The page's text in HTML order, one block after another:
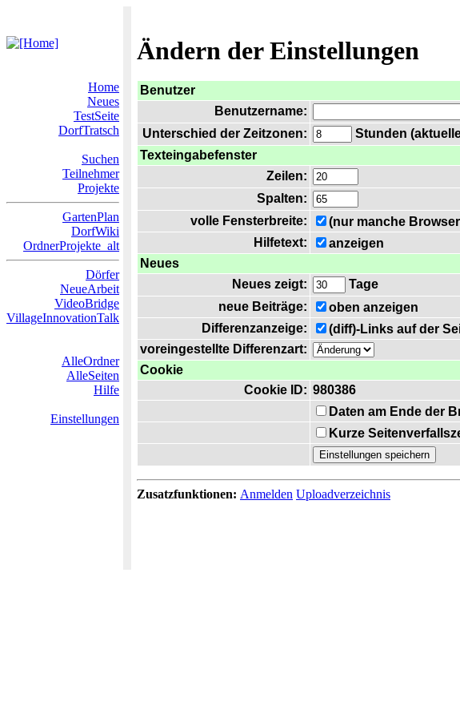
Ändern der Einstellungen
Home
Neues
TestSeite
DorfTratsch
Suchen
Teilnehmer
Projekte
GartenPlan
DorfWiki
OrdnerProjekte_alt
Dörfer
NeueArbeit
VideoBridge
VillageInnovationTalk
AlleOrdner
AlleSeiten
Hilfe
Einstellungen
Benutzer
Benutzername:
Unterschied der Zeitzonen:
Stunden
Texteingabefenster
Zeilen:
Spalten:
volle Fensterbreite:
(nur manche
Hilfetext:
anzeigen
Neues
Neues zeigt:
Tage
neue Beiträge:
oben anzeigen
Differenzanzeige:
(diff)-Links auf der
voreingestellte Differenzart:
Cookie
Cookie ID: 980386
Daten am Ende der
Kurze
Zusatzfunktionen: Anmelden Uploadverzeichnis